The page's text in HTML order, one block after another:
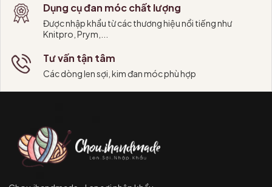
Dụng cụ đan móc chất lượng
Được nhập khẩu từ các thương hiệu nổi tiếng như
Knitpro, Prym,...
Tư vấn tận tâm
Các dòng len sợi, kim đan móc phù hợp